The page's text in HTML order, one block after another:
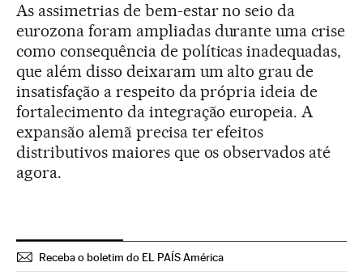
As assimetrias de bem-estar no seio da
eurozona foram ampliadas durante uma crise
como consequência de políticas inadequadas,
que além disso deixaram um alto grau de
insatisfação a respeito da própria ideia de
fortalecimento da integração europeia. A
expansão alemã precisa ter efeitos
distributivos maiores que os observados até
agora.
Receba o boletim do EL PAÍS América